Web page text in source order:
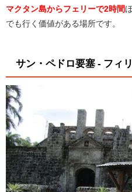
マクタン島からフェリーで2時間
でも行く価値がある場所です。
サン・ペドロ要塞 - フィ